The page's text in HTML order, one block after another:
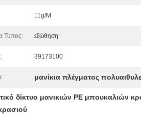
11g/M
Τύπος: εξώθηση
39173100
μανίκια πλέγματος
δίκτυο μανικιών PE μπουκαλιών